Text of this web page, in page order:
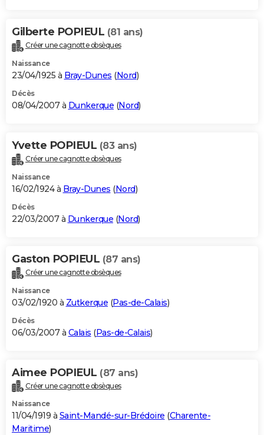
GUIDES D'ACHAT
BONS PLANS
Carte de Noël
Carte Bonne année
Carte Saint-Valentin
Carte Pâques
Carte d'anniversaire
DICTIONNAIRE
COPAINS D'AVANT
S'inscrire
Se connecter
Lycées
Collèges
Primaires
Universités
Entreprises
Service militaire
Avis de recherche
AVIS DE DÉCÈS
FORUM
Gilberte POPIEUL (81 ans)
Créer une cagnotte obsèques
Naissance
23/04/1925 à Bray-Dunes (Nord)
Décès
08/04/2007 à Dunkerque (Nord)
Yvette POPIEUL (83 ans)
Créer une cagnotte obsèques
Naissance
16/02/1924 à Bray-Dunes (Nord)
Décès
22/03/2007 à Dunkerque (Nord)
Gaston POPIEUL (87 ans)
Créer une cagnotte obsèques
Naissance
03/02/1920 à Zutkerque (Pas-de-Calais)
Décès
06/03/2007 à Calais (Pas-de-Calais)
Aimee POPIEUL (87 ans)
Créer une cagnotte obsèques
Naissance
11/04/1919 à Saint-Mandé-sur-Brédoire (Charente-
Maritime)